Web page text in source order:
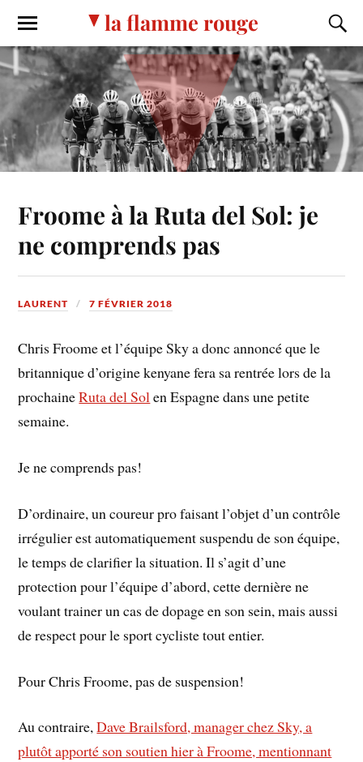
la flamme rouge
Froome à la Ruta del Sol: je
ne comprends pas
LAURENT 7 FÉVRIER 2018
Chris Froome et l’équipe Sky a donc annoncé que le
britannique d’origine kenyane fera sa rentrée lors de la
prochaineRuta del Solen Espagne dans une petite
semaine.
Je ne comprends pas!
D’ordinaire, un coureur pro faisant l’objet d’un contrôle
irrégulier est automatiquement suspendu de son équipe,
le temps de clarifier la situation. Il s’agit d’une
protection pour l’équipe d’abord, cette dernière ne
voulant trainer un cas de dopage en son sein, mais aussi
de respect pour le sport cycliste tout entier.
Pour Chris Froome, pas de suspension!
Au contraire,Dave Brailsford, manager chez Sky, a
plutôt apporté son soutien hier à Froome, mentionnant